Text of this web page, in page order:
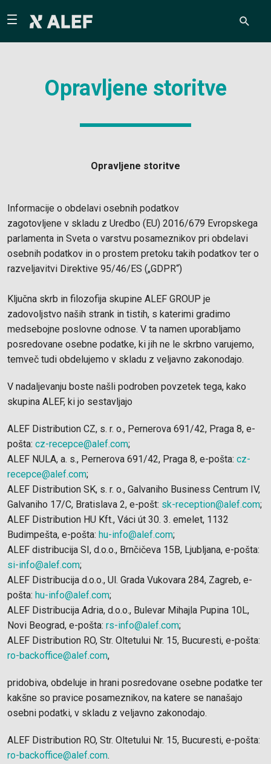
Opravljene storitve
Opravljene storitve
Informacije o obdelavi osebnih podatkov
zagotovljene v skladu z Uredbo (EU) 2016/679 Evropskega
parlamenta in Sveta o varstvu posameznikov pri obdelavi
osebnih podatkov in o prostem pretoku takih podatkov ter o
razveljavitvi Direktive 95/46/ES („GDPR“)
Ključna skrb in filozofija skupine ALEF GROUP je
zadovoljstvo naših strank in tistih, s katerimi gradimo
medsebojne poslovne odnose. V ta namen uporabljamo
posredovane osebne podatke, ki jih ne le skrbno varujemo,
temveč tudi obdelujemo v skladu z veljavno zakonodajo.
V nadaljevanju boste našli podroben povzetek tega, kako
skupina ALEF, ki jo sestavljajo
ALEF Distribution CZ, s. r. o., Pernerova 691/42, Praga 8, e-
pošta: cz-recepce@alef.com;
ALEF NULA, a. s., Pernerova 691/42, Praga 8, e-pošta: cz-
recepce@alef.com;
ALEF Distribution SK, s. r. o., Galvaniho Business Centrum IV,
Galvaniho 17/C, Bratislava 2, e-pošt: sk-reception@alef.com;
ALEF Distribution HU Kft., Váci út 30. 3. emelet, 1132
Budimpešta, e-pošta: hu-info@alef.com;
ALEF distribucija SI, d.o.o., Brnčičeva 15B, Ljubljana, e-pošta:
si-info@alef.com;
ALEF Distribucija d.o.o., Ul. Grada Vukovara 284, Zagreb, e-
pošta: hu-info@alef.com;
ALEF Distribucija Adria, d.o.o., Bulevar Mihajla Pupina 10L,
Novi Beograd, e-pošta: rs-info@alef.com;
ALEF Distribution RO, Str. Oltetului Nr. 15, Bucuresti, e-pošta:
ro-backoffice@alef.com,
pridobiva, obdeluje in hrani posredovane osebne podatke ter
kakšne so pravice posameznikov, na katere se nanašajo
osebni podatki, v skladu z veljavno zakonodajo.
ALEF Distribution RO, Str. Oltetului Nr. 15, Bucuresti, e-pošta:
ro-backoffice@alef.com.